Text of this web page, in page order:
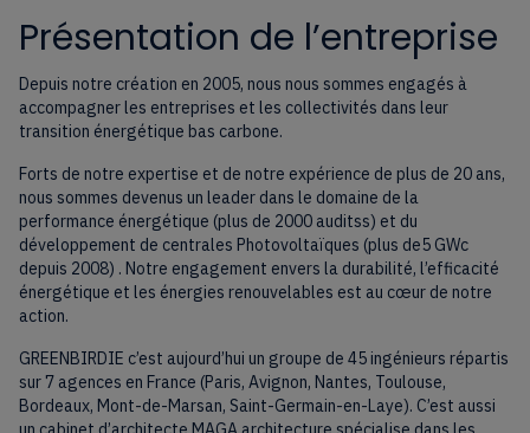
Présentation de l’entreprise
Depuis notre création en 2005, nous nous sommes engagés à
accompagner les entreprises et les collectivités dans leur
transition énergétique bas carbone.
Forts de notre expertise et de notre expérience de plus de 20 ans,
nous sommes devenus un leader dans le domaine de la
performance énergétique (plus de 2000 auditss) et du
développement de centrales Photovoltaïques (plus de5 GWc
depuis 2008) . Notre engagement envers la durabilité, l’efficacité
énergétique et les énergies renouvelables est au cœur de notre
action.
GREENBIRDIE c’est aujourd’hui un groupe de 45 ingénieurs répartis
sur 7 agences en France (Paris, Avignon, Nantes, Toulouse,
Bordeaux, Mont-de-Marsan, Saint-Germain-en-Laye). C’est aussi